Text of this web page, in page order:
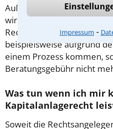
Impressum ⁃
Außerdem gut zu wissen:
wird die Beratungsgebühr
Rechtsanwalts
beispielsweise aufgrund
einem Prozess kommen,
Beratungsgebühr nicht
Was tun wenn ich mir
Kapitalanlagerecht
Soweit die